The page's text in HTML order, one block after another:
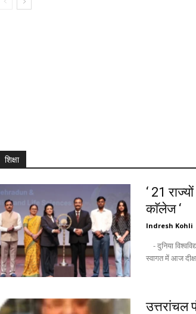
शिक्षा
‘ 21
काॅलेज ‘
Indresh Kohli
उत्तरांचल